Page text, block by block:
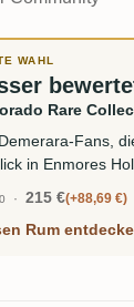
WAHL
Rare
Fans,
in Enmores
215 € +88,69 €
Rum